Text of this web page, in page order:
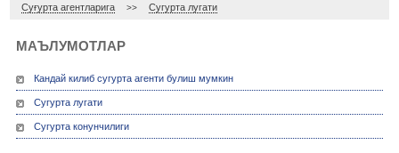
Суғурта агентларига >> Сугурта лугати
МАЪЛУМОТЛАР
Кандай килиб сугурта агенти булиш мумкин
Сугурта лугати
Сугурта конунчилиги